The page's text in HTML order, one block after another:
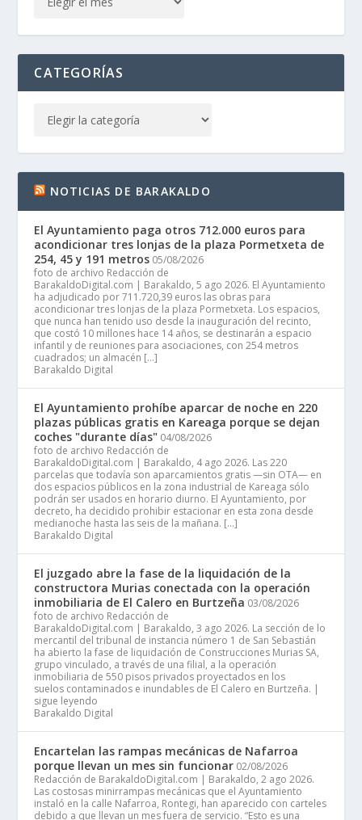
CATEGORÍAS
NOTICIAS DE BARAKALDO
El Ayuntamiento paga otros 712.000 euros para
acondicionar tres lonjas de la plaza Pormetxeta de
254, 45 y 191 metros 05/08/2026
foto de archivo Redacción de
BarakaldoDigital.com | Barakaldo, 5 ago 2026. El Ayuntamiento
ha adjudicado por 711.720,39 euros las obras para
acondicionar tres lonjas de la plaza Pormetxeta. Los espacios,
que nunca han tenido uso desde la inauguración del recinto,
que costó 10 millones hace 14 años, se destinarán a espacio
infantil y de reuniones para asociaciones, con 254 metros
cuadrados; un almacén […]
Barakaldo Digital
El Ayuntamiento prohíbe aparcar de noche en 220
plazas públicas gratis en Kareaga porque se dejan
coches "durante días" 04/08/2026
foto de archivo Redacción de
BarakaldoDigital.com | Barakaldo, 4 ago 2026. Las 220
parcelas que todavía son aparcamientos gratis —sin OTA— en
dos espacios públicos en la zona industrial de Kareaga sólo
podrán ser usados en horario diurno. El Ayuntamiento, por
decreto, ha decidido prohibir estacionar en esta zona desde
medianoche hasta las seis de la mañana. […]
Barakaldo Digital
El juzgado abre la fase de la liquidación de la
constructora Murias conectada con la operación
inmobiliaria de El Calero en Burtzeña 03/08/2026
foto de archivo Redacción de
BarakaldoDigital.com | Barakaldo, 3 ago 2026. La sección de lo
mercantil del tribunal de instancia número 1 de San Sebastián
ha abierto la fase de liquidación de Construcciones Murias SA,
grupo vinculado, a través de una filial, a la operación
inmobiliaria de 550 pisos privados proyectados en los
suelos contaminados e inundables de El Calero en Burtzeña. |
sigue leyendo
Barakaldo Digital
Encartelan las rampas mecánicas de Nafarroa
porque llevan un mes sin funcionar 02/08/2026
Redacción de BarakaldoDigital.com | Barakaldo, 2 ago 2026.
Las costosas minirrampas mecánicas que el Ayuntamiento
instaló en la calle Nafarroa, Rontegi, han aparecido con carteles
debido a que llevan un mes fuera de servicio. “Esto es una